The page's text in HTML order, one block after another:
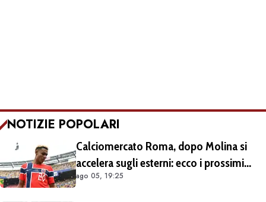
NOTIZIE POPOLARI
Calciomercato Roma, dopo Molina si
accelera sugli esterni: ecco i prossimi
obiettivi
ago 05, 19:25